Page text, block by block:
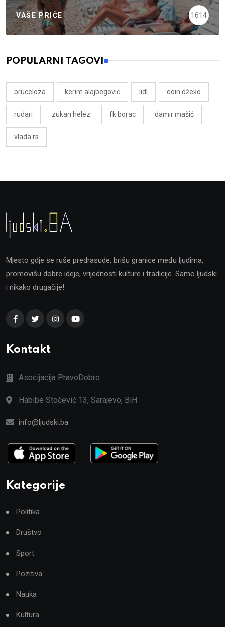
VAŠE PRIČE 1614
POPULARNI TAGOVI
bruceloza kerim alajbegović lidl edin džeko
rudari zukan helez fk borac damir mašić
vlada rs
Mjesto gdje se ruše predrasude, brišu granice među ljudima,
promovišu dobre ideje, vrijednosti kulture i tradicije. Samo ljudski
i nikako drugačije!
Kontakt
Asocijacija PravoDobro
Habibe Stočević 13, Sarajevo, BiH
info@ljudski.ba
Kategorije
Politika
Društvo
Sport
Pozitiva
Nauka
Kultura